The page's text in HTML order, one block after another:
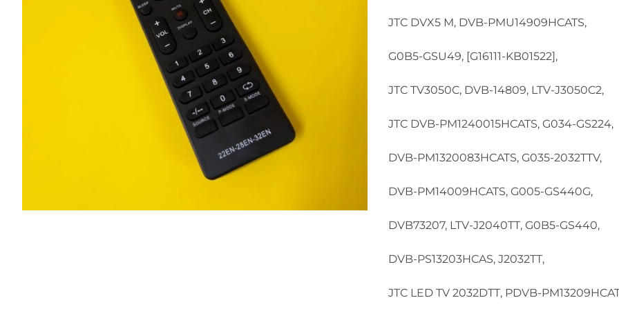
JTC DVX5 M, DVB-PMU14909HCATS,
G0B5-GSU49, [G16111-KB01522],
JTC TV3050C, DVB-14809, LTV-J3050C2,
JTC DVB-PM1240015HCATS, G034-GS224,
DVB-PM1320083HCATS, G035-2032TTV,
DVB-PM14009HCATS, G005-GS440G,
DVB73207, LTV-J2040TT, G0B5-GS440,
DVB-PS13203HCAS, J2032TT,
JTC LED TV 2032DTT, PDVB-